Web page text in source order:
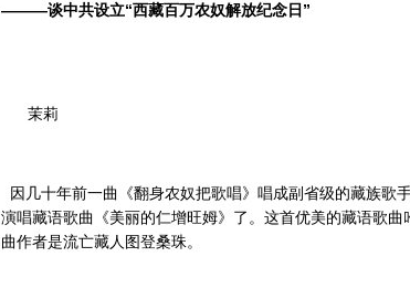
———谈中共设立“西藏百万农奴解放纪念日”
茉莉
因几十年前一曲《翻身农奴把歌唱》唱成副省级的藏族歌
演唱藏语歌曲《美丽的仁增旺姆》了。这首优美的藏语歌曲
曲作者是流亡藏人图登桑珠。